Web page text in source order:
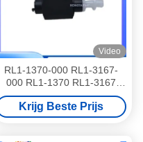
Video
RL1-1370-000 RL1-3167-
000 RL1-1370 RL1-3167
RL1-3167 Tray 2 Pickup
Roller voor HP LaserJet
M3027 M3035 P3005 P3015
Krijg Beste Prijs